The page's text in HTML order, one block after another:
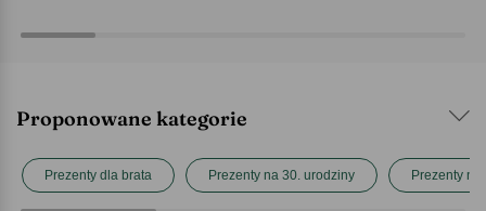
Proponowane kategorie
Prezenty dla brata Prezenty na 30. urodziny Prezenty